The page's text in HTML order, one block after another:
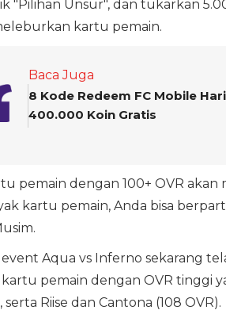
"Pilihan Unsur", dan tukarkan
kartu pemain.
Baca Juga
8 Kode Redeem FC Mobile
400.000 Koin Gratis
pemain dengan 100+ OVR
kartu pemain, Anda bisa
event Aqua vs Inferno sekarang
pemain dengan OVR tinggi
serta Riise dan Cantona (108 OVR).